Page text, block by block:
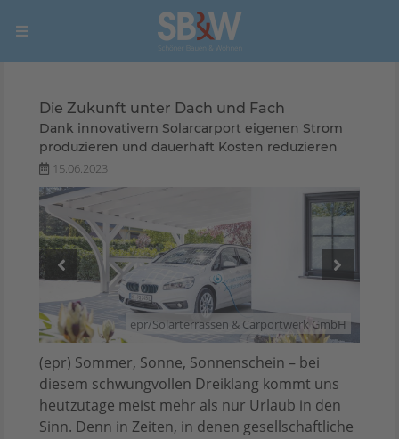
Die Zukunft unter Dach und Fach
Dank innovativem Solarcarport eigenen Strom
produzieren und dauerhaft Kosten reduzieren
15.06.2023
epr/Solarterrassen & Carportwerk GmbH
(epr) Sommer, Sonne, Sonnenschein – bei
diesem schwungvollen Dreiklang kommt uns
heutzutage meist mehr als nur Urlaub in den
Sinn. Denn in Zeiten, in denen gesellschaftliche